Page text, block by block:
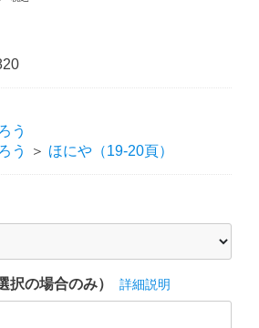
う
う
＞ ほにや（19-20頁）
択の場合のみ） 詳細説明